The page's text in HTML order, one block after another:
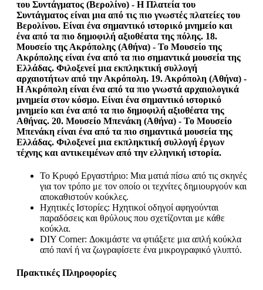
του Συντάγματος (Βερολίνο) - Η Πλατεία του
Συντάγματος είναι μια από τις πιο γνωστές πλατείες του
Βερολίνου. Είναι ένα σημαντικό ιστορικό μνημείο και
ένα από τα πιο δημοφιλή αξιοθέατα της πόλης. 18.
Μουσείο της Ακρόπολης (Αθήνα) - Το Μουσείο της
Ακρόπολης είναι ένα από τα πιο σημαντικά μουσεία της
Ελλάδας. Φιλοξενεί μια εκπληκτική συλλογή
αρχαιοτήτων από την Ακρόπολη. 19. Ακρόπολη (Αθήνα) -
Η Ακρόπολη είναι ένα από τα πιο γνωστά αρχαιολογικά
μνημεία στον κόσμο. Είναι ένα σημαντικό ιστορικό
μνημείο και ένα από τα πιο δημοφιλή αξιοθέατα της
Αθήνας. 20. Μουσείο Μπενάκη (Αθήνα) - Το Μουσείο
Μπενάκη είναι ένα από τα πιο σημαντικά μουσεία της
Ελλάδας. Φιλοξενεί μια εκπληκτική συλλογή έργων
τέχνης και αντικειμένων από την ελληνική ιστορία.
Το Κρυφό Εργαστήριο: Μια ματιά πίσω από τις σκηνές
για τον τρόπο με τον οποίο οι τεχνίτες δημιουργούν και
αποκαθιστούν κούκλες.
Ηχητικές Ιστορίες: Ηχητικοί οδηγοί αφηγούνται
παραδόσεις και θρύλους που σχετίζονται με κάθε
κούκλα.
DIY Corner: Δοκιμάστε να φτιάξετε μια απλή κούκλα
από πανί ή να ζωγραφίσετε ένα μικρογραφικό γλυπτό.
Πρακτικές Πληροφορίες